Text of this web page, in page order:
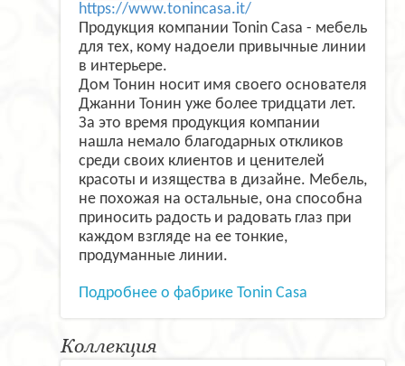
https://www.tonincasa.it/
Продукция компании Tonin Casa - мебель
для тех, кому надоели привычные линии
в интерьере.
Дом Тонин носит имя своего основателя
Джанни Тонин уже более тридцати лет.
За это время продукция компании
нашла немало благодарных откликов
среди своих клиентов и ценителей
красоты и изящества в дизайне. Мебель,
не похожая на остальные, она способна
приносить радость и радовать глаз при
каждом взгляде на ее тонкие,
продуманные линии.
Подробнее о фабрике Tonin Casa
Коллекция